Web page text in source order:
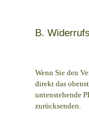
B.
Wenn Sie den
direkt das
untenstehende
zurücksenden.